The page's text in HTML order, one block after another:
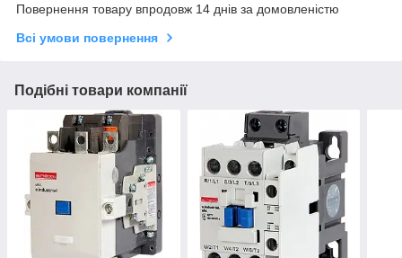
Повернення товару впродовж 14 днів за домовленістю
Всі умови повернення
Подібні товари компанії